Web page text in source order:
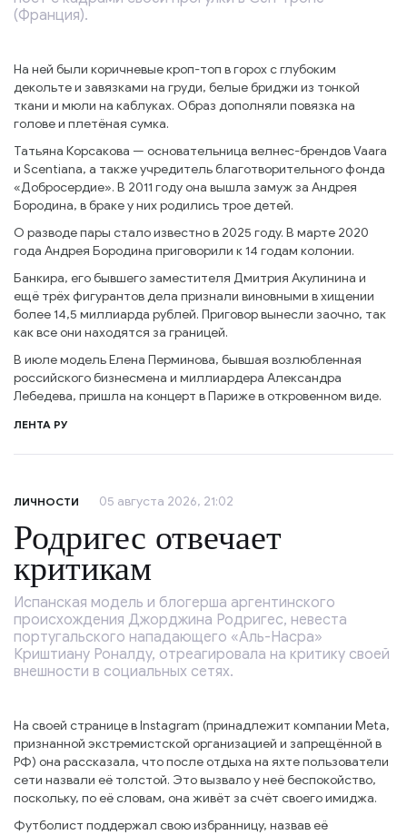
(Франция).
На ней были коричневые кроп-топ в горох с глубоким
декольте и завязками на груди, белые бриджи из тонкой
ткани и мюли на каблуках. Образ дополняли повязка на
голове и плетёная сумка.
Татьяна Корсакова — основательница велнес-брендов Vaara
и Scentiana, а также учредитель благотворительного фонда
«Добросердие». В 2011 году она вышла замуж за Андрея
Бородина, в браке у них родились трое детей.
О разводе пары стало известно в 2025 году. В марте 2020
года Андрея Бородина приговорили к 14 годам колонии.
Банкира, его бывшего заместителя Дмитрия Акулинина и
ещё трёх фигурантов дела признали виновными в хищении
более 14,5 миллиарда рублей. Приговор вынесли заочно, так
как все они находятся за границей.
В июле модель Елена Перминова, бывшая возлюбленная
российского бизнесмена и миллиардера Александра
Лебедева, пришла на концерт в Париже в откровенном виде.
ЛЕНТА РУ
ЛИЧНОСТИ 05 августа 2026, 21:02
Родригес отвечает
критикам
Испанская модель и блогерша аргентинского
происхождения Джорджина Родригес, невеста
португальского нападающего «Аль-Насра»
Криштиану Роналду, отреагировала на критику своей
внешности в социальных сетях.
На своей странице в Instagram (принадлежит компании Meta,
признанной экстремистской организацией и запрещённой в
РФ) она рассказала, что после отдыха на яхте пользователи
сети назвали её толстой. Это вызвало у неё беспокойство,
поскольку, по её словам, она живёт за счёт своего имиджа.
Футболист поддержал свою избранницу, назвав её